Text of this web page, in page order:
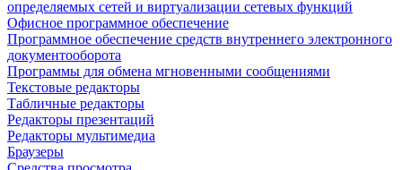
определяемых сетей и виртуализации сетевых функций
Офисное программное обеспечение
Программное обеспечение средств внутреннего электронного
документооборота
Программы для обмена мгновенными сообщениями
Текстовые редакторы
Табличные редакторы
Редакторы презентаций
Редакторы мультимедиа
Браузеры